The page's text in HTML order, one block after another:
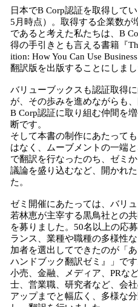
日本でB Corp認証を取得して
5月時点）。取得する企業数が
であると考えた私たちは、B
得の手引きとも言える書籍『
ition: How You Can Use
翻訳版を出版することにしまし
バリューブックスも認証取得
が、その歩みを進めながらも
B Corp認証に取り組む仲間を
断です。
そして本書の制作にあたって
はなく、ムーブメントの一端
で翻訳を行なったのち、ゼミ
議論を盛り込むなど、開かれ
た。
ゼミ開催にあたっては、バリ
若林恵が主宰する黒鳥社との
を募りました。50名以上の応
ランス、業種や職種の多様性
加者を選出してできたのが「
ハンドブック翻訳ゼミ』」で
小売、金融、メディア、PRな
士、営業職、研究者など、会
アップまでと幅広く、多様な